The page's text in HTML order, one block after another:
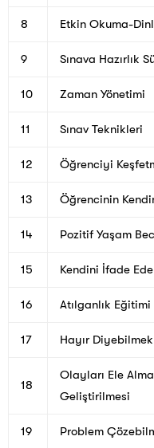
8 Etkin Okuma-
9 Sınava Hazırlık
10 Zaman Yönetimi
11 Sınav Teknikleri
12 Öğrenciyi
13 Öğrencinin
14 Pozitif Yaşam
15 Kendini İfade
16 Atılganlık Eğitimi
17 Hayır Diyebilmek
18
Olayları Ele
Geliştirilmesi
19 Problem